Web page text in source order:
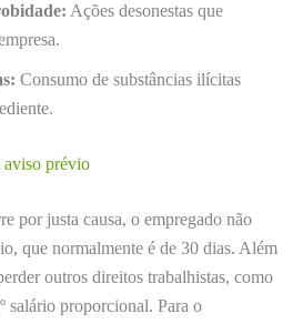
Ações desonestas que
Consumo de substâncias ilícitas
aviso prévio
por justa causa, o empregado não
que normalmente é de 30 dias. Além
outros direitos trabalhistas, como
salário proporcional. Para o